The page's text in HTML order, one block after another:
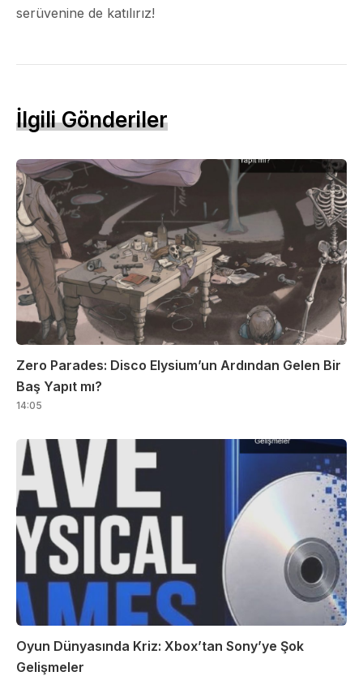
serüvenine de katılırız!
İlgili Gönderiler
Zero Parades: Disco Elysium’un Ardından Gelen Bir
Baş Yapıt mı?
14:05
Oyun Dünyasında Kriz: Xbox’tan Sony’ye Şok
Gelişmeler